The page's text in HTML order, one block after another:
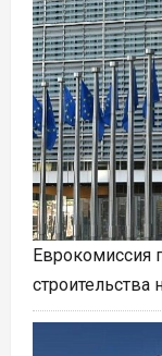
Еврокомиссия